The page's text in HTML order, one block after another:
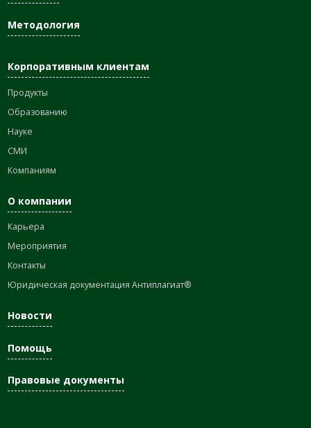
Методология
Корпоративным клиентам
Продукты
Образованию
Науке
СМИ
Компаниям
О компании
Карьера
Мероприятия
Контакты
Юридическая документация Антиплагиат®
Новости
Помощь
Правовые документы